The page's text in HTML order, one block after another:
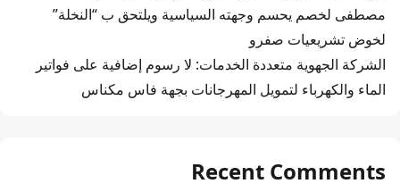
مصطفى لخصم يحسم وجهته السياسية ويلتحق ب “النخلة”
لخوض تشريعيات صفرو
الشركة الجهوية متعددة الخدمات: لا رسوم إضافية على فواتير
الماء والكهرباء لتمويل المهرجانات بجهة فاس مكناس
Recent Comments